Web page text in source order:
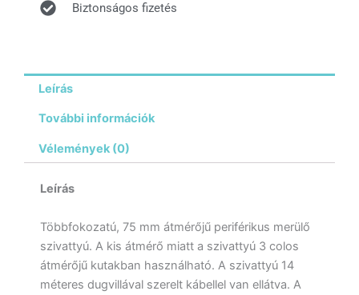
Biztonságos fizetés
Leírás
További információk
Vélemények (0)
Leírás
Többfokozatú, 75 mm átmérőjű periférikus merülő
szivattyú. A kis átmérő miatt a szivattyú 3 colos
átmérőjű kutakban használható. A szivattyú 14
méteres dugvillával szerelt kábellel van ellátva. A